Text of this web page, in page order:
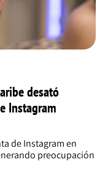
desató
Instagram
de Instagram en
preocupación